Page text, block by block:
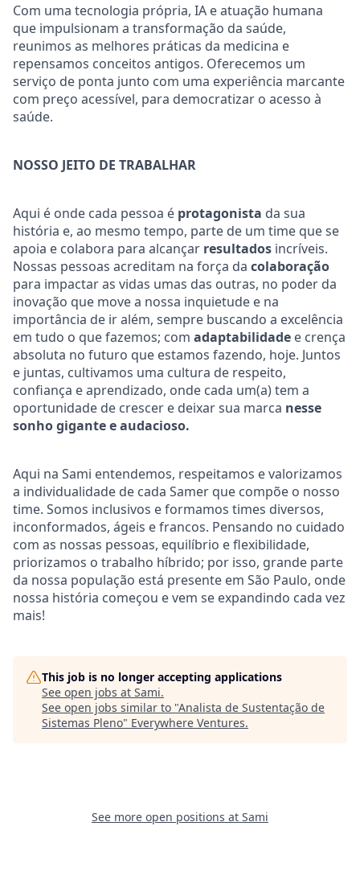
Com uma tecnologia própria, IA e atuação humana
que impulsionam a transformação da saúde,
reunimos as melhores práticas da medicina e
repensamos conceitos antigos. Oferecemos um
serviço de ponta junto com uma experiência marcante
com preço acessível, para democratizar o acesso à
saúde.
NOSSO JEITO DE TRABALHAR
Aqui é onde cada pessoa é protagonista da sua
história e, ao mesmo tempo, parte de um time que se
apoia e colabora para alcançar resultados incríveis.
Nossas pessoas acreditam na força da colaboração
para impactar as vidas umas das outras, no poder da
inovação que move a nossa inquietude e na
importância de ir além, sempre buscando a excelência
em tudo o que fazemos; com adaptabilidade e crença
absoluta no futuro que estamos fazendo, hoje. Juntos
e juntas, cultivamos uma cultura de respeito,
confiança e aprendizado, onde cada um(a) tem a
oportunidade de crescer e deixar sua marca nesse
sonho gigante e audacioso.
Aqui na Sami entendemos, respeitamos e valorizamos
a individualidade de cada Samer que compõe o nosso
time. Somos inclusivos e formamos times diversos,
inconformados, ágeis e francos. Pensando no cuidado
com as nossas pessoas, equilíbrio e flexibilidade,
priorizamos o trabalho híbrido; por isso, grande parte
da nossa população está presente em São Paulo, onde
nossa história começou e vem se expandindo cada vez
mais!
This job is no longer accepting applications
See open jobs at Sami.
See open jobs similar to "Analista de Sustentação de
Sistemas Pleno" Everywhere Ventures.
See more open positions at Sami